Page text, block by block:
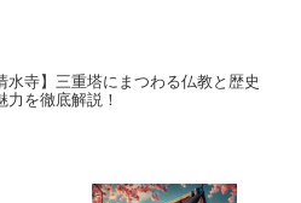
水寺】三重塔にまつわる仏教と歴史
力を徹底解説！